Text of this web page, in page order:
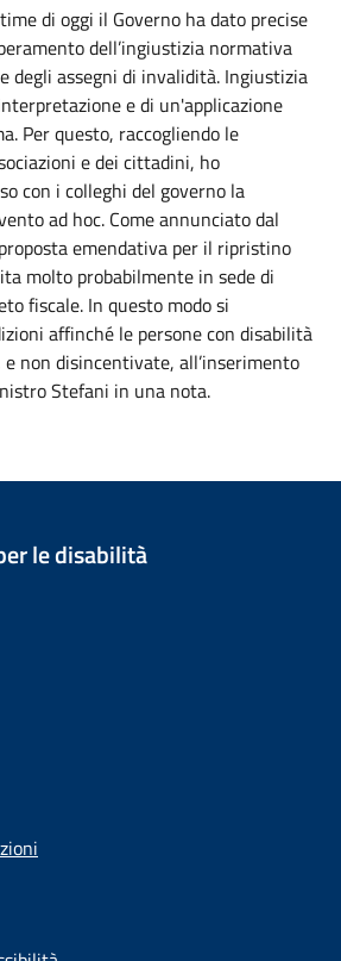
di oggi il Governo ha dato precise
dell’ingiustizia normativa
degli assegni di invalidità. Ingiustizia
e di un'applicazione
Per questo, raccogliendo le
e dei cittadini, ho
con i colleghi del governo la
ad hoc. Come annunciato dal
emendativa per il ripristino
molto probabilmente in sede di
fiscale. In questo modo si
affinché le persone con disabilità
non disincentivate, all’inserimento
Stefani in una nota.
le disabilità